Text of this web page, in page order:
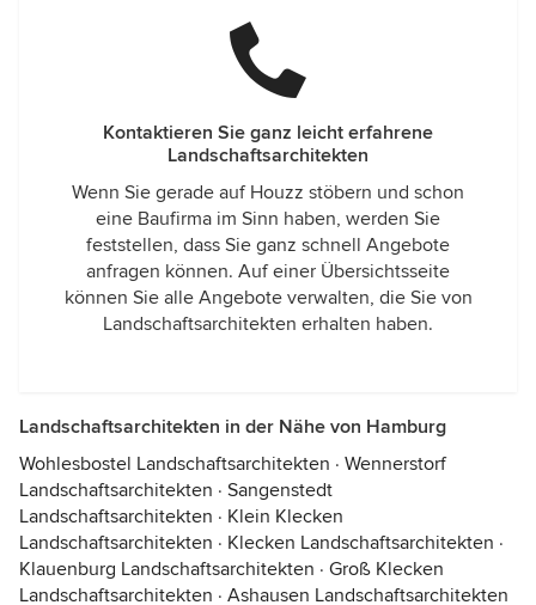
Kontaktieren Sie ganz leicht erfahrene
Landschaftsarchitekten
Wenn Sie gerade auf Houzz stöbern und schon
eine Baufirma im Sinn haben, werden Sie
feststellen, dass Sie ganz schnell Angebote
anfragen können. Auf einer Übersichtsseite
können Sie alle Angebote verwalten, die Sie von
Landschaftsarchitekten erhalten haben.
Landschaftsarchitekten in der Nähe von Hamburg
Wohlesbostel Landschaftsarchitekten · Wennerstorf
Landschaftsarchitekten · Sangenstedt
Landschaftsarchitekten · Klein Klecken
Landschaftsarchitekten · Klecken Landschaftsarchitekten ·
Klauenburg Landschaftsarchitekten · Groß Klecken
Landschaftsarchitekten · Ashausen Landschaftsarchitekten